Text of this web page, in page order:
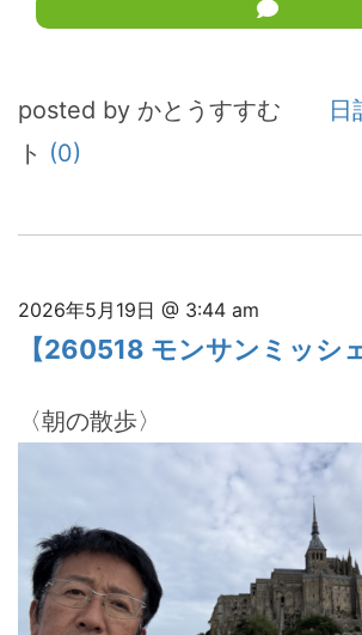
posted by かとうすすむ 日
ト (0)
2026年5月19日 @ 3:44 am
【260518 モンサンミッシ
〈朝の散歩〉